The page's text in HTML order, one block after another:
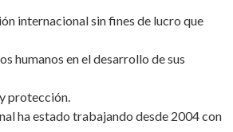
internacional sin fines de lucro que
humanos en el desarrollo de sus
protección.
ha estado trabajando desde 2004 con